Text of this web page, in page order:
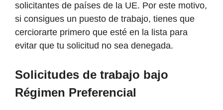
solicitantes de países de la UE. Por este motivo,
si consigues un puesto de trabajo, tienes que
cerciorarte primero que esté en la lista para
evitar que tu solicitud no sea denegada.
Solicitudes de trabajo bajo
Régimen Preferencial